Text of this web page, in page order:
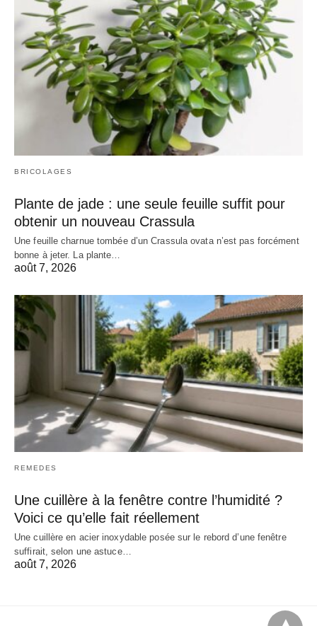
BRICOLAGES
Plante de jade : une seule feuille suffit pour
obtenir un nouveau Crassula
Une feuille charnue tombée d’un Crassula ovata n’est pas forcément
bonne à jeter. La plante…
août 7, 2026
REMEDES
Une cuillère à la fenêtre contre l’humidité ?
Voici ce qu’elle fait réellement
Une cuillère en acier inoxydable posée sur le rebord d’une fenêtre
suffirait, selon une astuce…
août 7, 2026